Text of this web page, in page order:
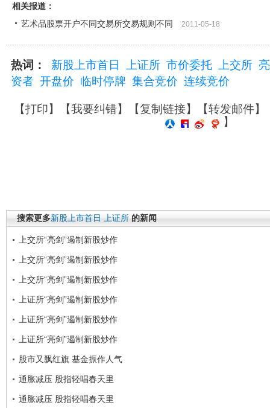
相关报道：
艺术品股票开户不同交易所交易规则不同
2011-05-18
热词： 新股上市首日 上证所 市价委托 上交所
资者 开盘价 临时停牌 集合竞价 连续竞价
【打印】【我要纠错】【复制链接】【转发邮件】
】
搜索更多新股上市首日 上证所 的新闻
上交所“亮剑”遏制新股炒作
上交所“亮剑”遏制新股炒作
上交所“亮剑”遏制新股炒作
上证所“亮剑”遏制新股炒作
上证所“亮剑”遏制新股炒作
上证所“亮剑”遏制新股炒作
股市又飘红旗 基金振作人气
通胀减压 股指轻唱春天里
通胀减压 股指轻唱春天里